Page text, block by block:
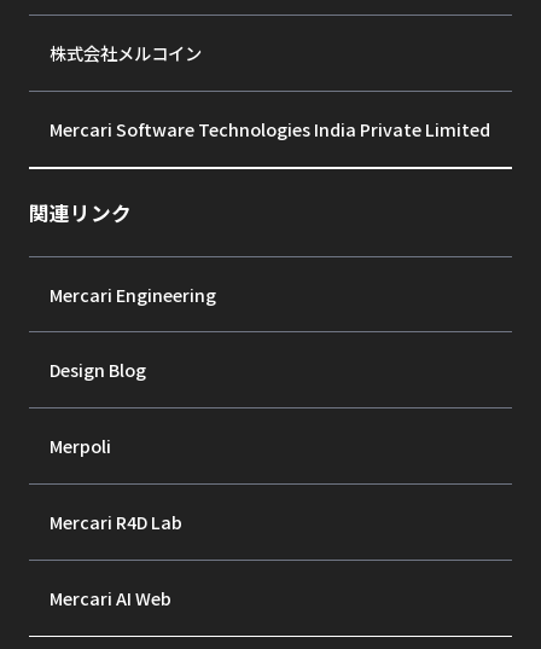
株式会社メルコイン
Mercari Software Technologies India Private Limited
関連リンク
Mercari Engineering
Design Blog
Merpoli
Mercari R4D Lab
Mercari AI Web